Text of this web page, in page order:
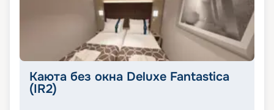
Каюта без окна Deluxe Fantastica
(IR2)